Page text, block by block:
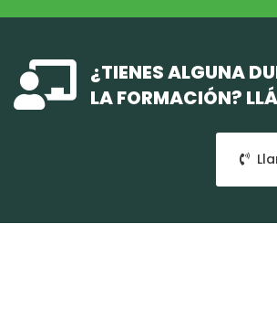
 ¿TIENES ALGUNA
LA FORMACIÓN?